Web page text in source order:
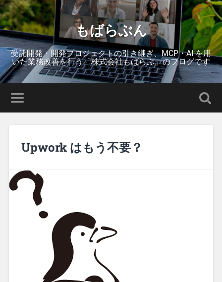
もばらぶん
受託開発・開発プロジェクトの引き継ぎ、MCP・AI を用
いた業務改善を行う「株式会社もばらぶ」のブログです
Upwork はもう不要？